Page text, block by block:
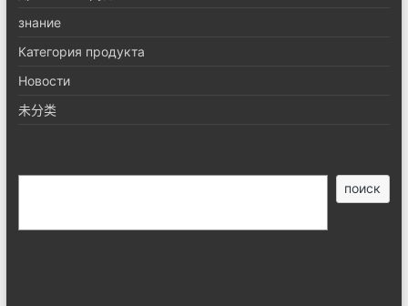
знание
Категория продукта
Новости
未分类
поиск